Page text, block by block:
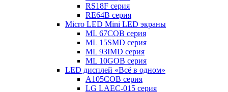
RS18F серия
RE64B серия
Micro LED Mini LED экраны
ML 67COB серия
ML 15SMD серия
ML 93IMD серия
ML 10GOB серия
LED дисплей «Всё в одном»
A105COB серия
LG LAEC-015 серия